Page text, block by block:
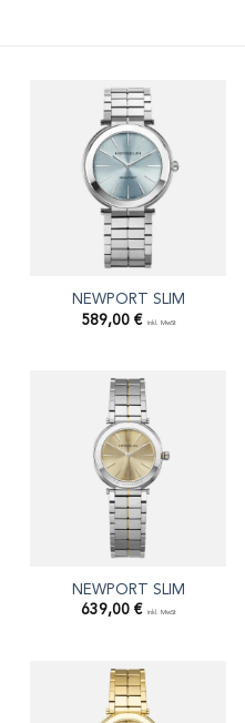
NEWPORT SLIM
589,00 € inkl. MwSt
NEWPORT SLIM
639,00 € inkl. MwSt